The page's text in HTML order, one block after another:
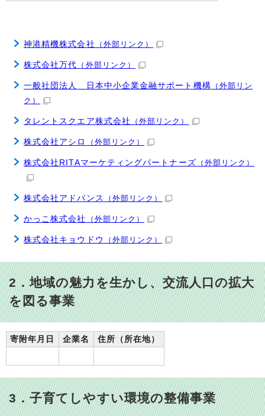
神港精機株式会社 （外部リンク）
株式会社万代 （外部リンク）
一般社団法人 日本中小企業金融サポート機構 （外部リン
ク）
タレントスクエア株式会社 （外部リンク）
株式会社アシロ （外部リンク）
株式会社RITAマーケティングパートナーズ （外部リンク）
株式会社アドバンス （外部リンク）
かっこ株式会社 （外部リンク）
株式会社キョウドウ （外部リンク）
2．地域の魅力を生かし、交流人口の拡大
を図る事業
寄附年月日 企業名 住所（所在地）
3．子育てしやすい環境の整備事業